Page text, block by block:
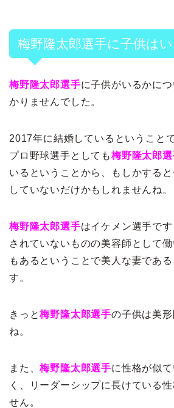
梅野隆太郎選手に子供はい
梅野隆太郎選手に子供がいるかに
かりませんでした。
2017年に結婚しているということ
プロ野球選手としても梅野隆太郎
いるということから、もしかする
していないだけかもしれませんね。
梅野隆太郎選手はイケメン選手で
されていないものの美容師として
もあるということで美人な妻であ
す。
きっと梅野隆太郎選手の子供は美
ね。
また、梅野隆太郎選手に性格が似
く、リーダーシップに長けている
せん。